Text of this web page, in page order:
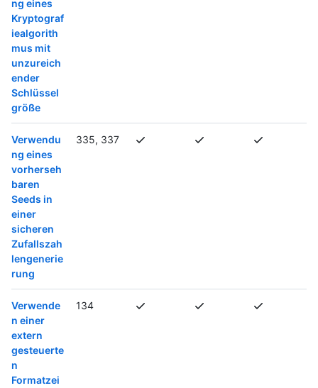
ng eines
Kryptograf
iealgorith
mus mit
unzureich
ender
Schlüssel
größe
Verwendu
ng eines
vorherseh
baren
Seeds in
einer
sicheren
Zufallszah
lengenerie
rung
335, 337
Verwende
n einer
extern
gesteuerte
n
Formatzei
134